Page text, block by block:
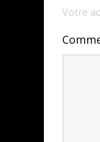
Votre